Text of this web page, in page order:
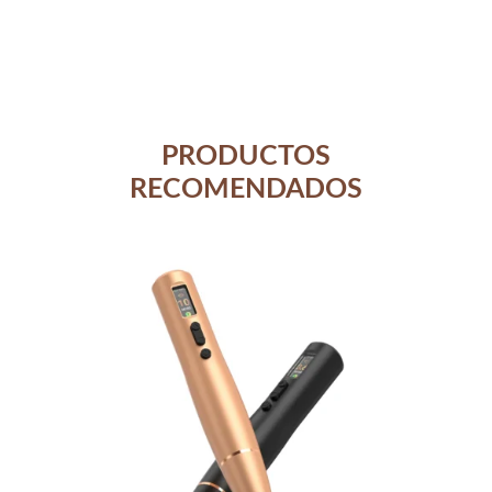
PRODUCTOS
RECOMENDADOS